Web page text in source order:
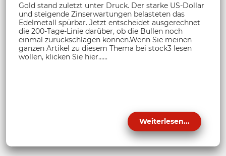
Gold stand zuletzt unter Druck. Der starke US-Dollar
und steigende Zinserwartungen belasteten das
Edelmetall spürbar. Jetzt entscheidet ausgerechnet
die 200-Tage-Linie darüber, ob die Bullen noch
einmal zurückschlagen können.Wenn Sie meinen
ganzen Artikel zu diesem Thema bei stock3 lesen
wollen, klicken Sie hier......
Weiterlesen...